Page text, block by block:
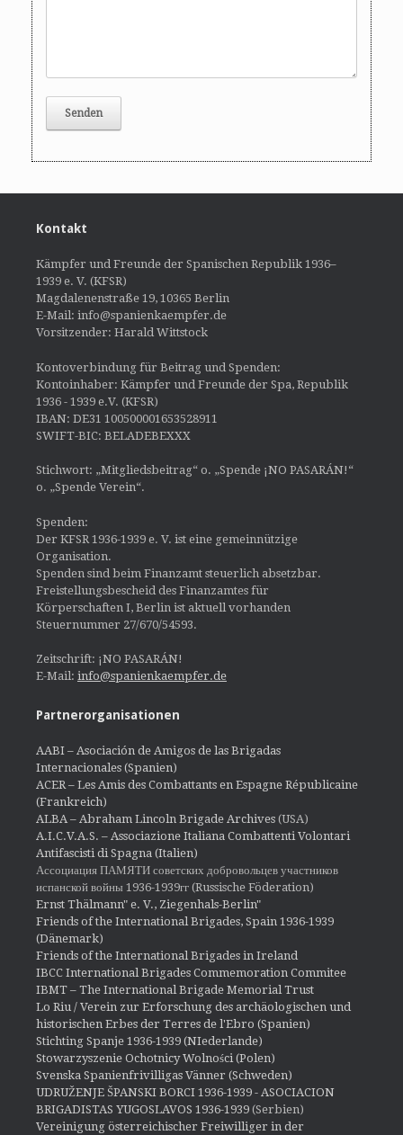
Kontakt
Kämpfer und Freunde der Spanischen Republik 1936–
1939 e. V. (KFSR)
Magdalenenstraße 19, 10365 Berlin
E-Mail: info@spanienkaempfer.de
Vorsitzender: Harald Wittstock
Kontoverbindung für Beitrag und Spenden:
Kontoinhaber: Kämpfer und Freunde der Spa, Republik
1936 - 1939 e.V. (KFSR)
IBAN: DE31 100500001653528911
SWIFT-BIC: BELADEBEXXX
Stichwort: „Mitgliedsbeitrag“ o. „Spende ¡NO PASARÁN!“
o. „Spende Verein“.
Spenden:
Der KFSR 1936-1939 e. V. ist eine gemeinnützige
Organisation.
Spenden sind beim Finanzamt steuerlich absetzbar.
Freistellungsbescheid des Finanzamtes für
Körperschaften I, Berlin ist aktuell vorhanden
Steuernummer 27/670/54593.
Zeitschrift: ¡NO PASARÁN!
E-Mail: info@spanienkaempfer.de
Partnerorganisationen
AABI – Asociación de Amigos de las Brigadas
Internacionales (Spanien)
ACER – Les Amis des Combattants en Espagne Républicaine
(Frankreich)
ALBA – Abraham Lincoln Brigade Archives (USA)
A.I.C.V.A.S. – Associazione Italiana Combattenti Volontari
Antifascisti di Spagna (Italien)
Ассоциация ПАМЯТИ советских добровольцев участников
испанской войны 1936-1939гг (Russische Föderation)
Ernst Thälmann" e. V., Ziegenhals-Berlin"
Friends of the International Brigades, Spain 1936-1939
(Dänemark)
Friends of the International Brigades in Ireland
IBCC International Brigades Commemoration Commitee
IBMT – The International Brigade Memorial Trust
Lo Riu / Verein zur Erforschung des archäologischen und
historischen Erbes der Terres de l'Ebro (Spanien)
Stichting Spanje 1936-1939 (NIederlande)
Stowarzyszenie Ochotnicy Wolności (Polen)
Svenska Spanienfrivilligas Vänner (Schweden)
UDRUŽENJE ŠPANSKI BORCI 1936-1939 - ASOCIACION
BRIGADISTAS YUGOSLAVOS 1936-1939 (Serbien)
Vereinigung österreichischer Freiwilliger in der